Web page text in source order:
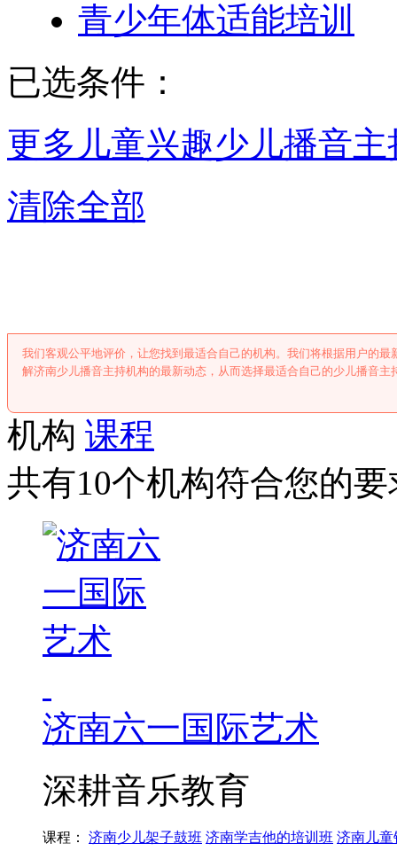
青少年体适能培训
已选条件：
更多儿童兴趣少儿播音主
清除全部
我们客观公平地评价，让您找到最适合自己的机构。我们将根据用户的
解济南少儿播音主持机构的最新动态，从而选择最适合自己的少儿播音主
机构 课程
共有10个机构符合您的要
济南六一国际艺术
深耕音乐教育
课程： 济南少儿架子鼓班 济南学吉他的培训班 济南儿童